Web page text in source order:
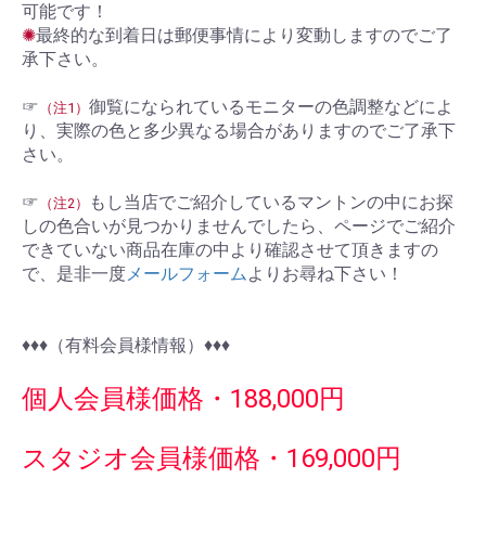
可能です！
✺最終的な到着日は郵便事情により変動しますのでご了
承下さい。
☞ （注1） 御覧になられているモニターの色調整などによ
り、実際の色と多少異なる場合がありますのでご了承下
さい。
☞ （注2）
もし当店でご紹介しているマントンの中にお探
しの色合いが見つかりませんでしたら、ページでご紹介
できていない商品在庫の中より確認させて頂きますの
で、是非一度メールフォームよりお尋ね下さい！
♦︎♦︎♦︎（有料会員様情報）♦︎♦︎♦︎
個人会員様価格・188,000円
スタジオ会員様価格・169,000円